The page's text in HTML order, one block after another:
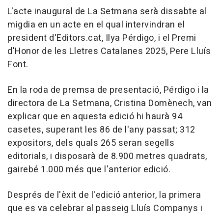
L'acte inaugural de La Setmana serà dissabte al
migdia en un acte en el qual intervindran el
president d'Editors.cat, Ilya Pérdigo, i el Premi
d'Honor de les Lletres Catalanes 2025, Pere Lluís
Font.
En la roda de premsa de presentació, Pérdigo i la
directora de La Setmana, Cristina Domènech, van
explicar que en aquesta edició hi haurà 94
casetes, superant les 86 de l'any passat; 312
expositors, dels quals 265 seran segells
editorials, i disposarà de 8.900 metres quadrats,
gairebé 1.000 més que l'anterior edició.
Després de l'èxit de l'edició anterior, la primera
que es va celebrar al passeig Lluís Companys i